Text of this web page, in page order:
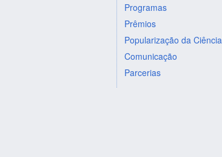
Programas
Prêmios
Popularização da Ciência
Comunicação
Parcerias